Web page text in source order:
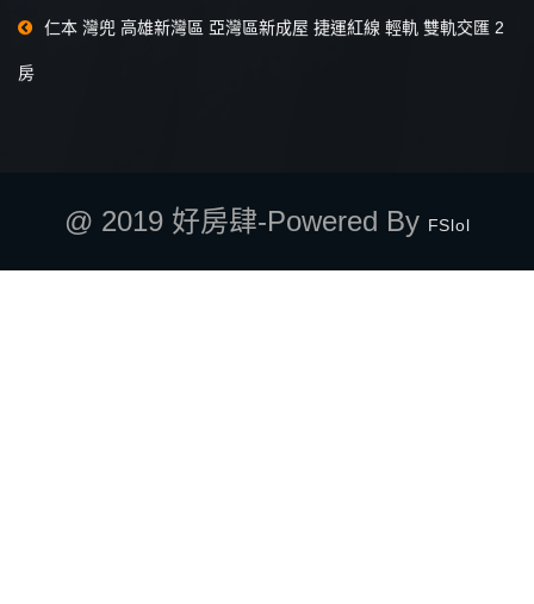
仁本 灣兜 高雄新灣區 亞灣區新成屋 捷運紅線 輕軌 雙軌交匯 2
房
@ 2019 好房肆-Powered By FSlol